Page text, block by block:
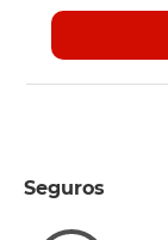
Seguros